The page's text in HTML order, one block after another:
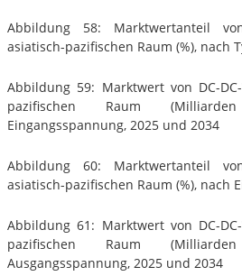
Abbildung 58: Marktwertanteil
asiatisch-pazifischen Raum (%), nach
Abbildung 59: Marktwert von DC-
pazifischen Raum
Eingangsspannung, 2025 und 2034
Abbildung 60: Marktwertanteil
asiatisch-pazifischen Raum (%), nach
Abbildung 61: Marktwert von DC-
pazifischen Raum
Ausgangsspannung, 2025 und 2034